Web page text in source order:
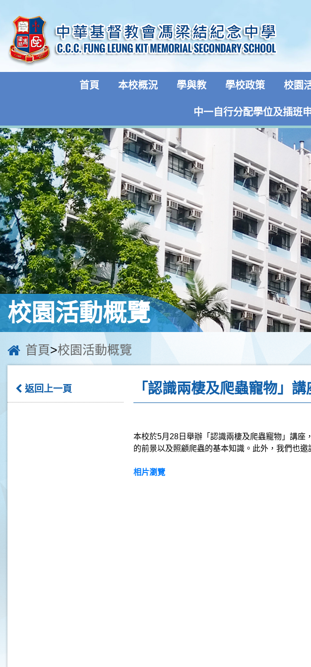
首頁 本校概況 學與教 學校政策 校園
中一自行分配學位及插班
校園活動概覽
首頁>校園活動概覽
返回上一頁 「認識兩棲及爬蟲寵物」講
本校於5月 28 日舉辦「認識兩棲及爬蟲寵物」講
的前景以及照顧爬蟲的基本知識。此外，我們也
相片瀏覽